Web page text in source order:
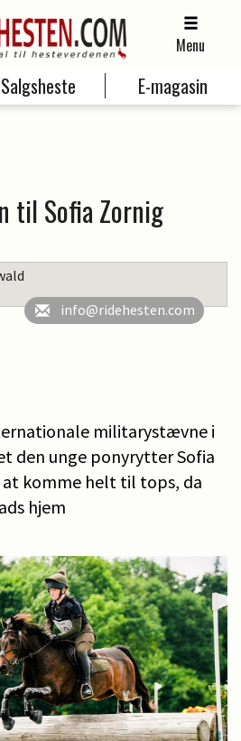
Menu
Salgsheste E-magasin
til Sofia Zornig
info@ridehesten.com
militarystævne i
den unge ponyrytter Sofia
at komme helt til tops, da
hjem